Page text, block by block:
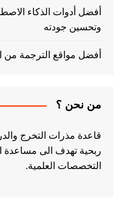
أفضل أدوات الذكاء
وتحسين جودته
أفضل مواقع الترجمة من
من نحن ؟
ربحية تهدف الى مساعدة
التخصصات العلمية.